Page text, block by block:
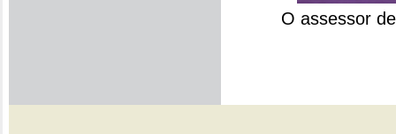
O assessor